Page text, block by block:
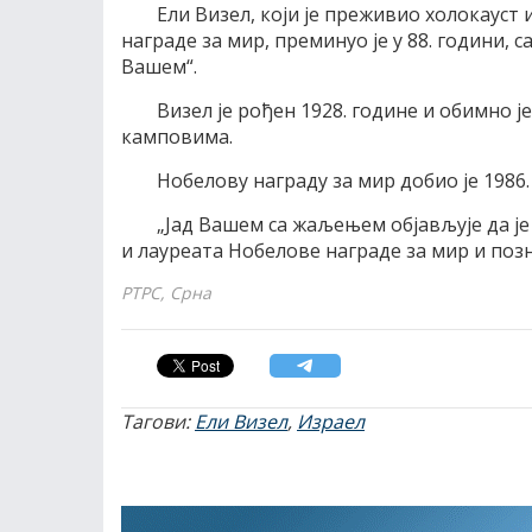
Ели Визел, који је преживио
награде за мир, преминуо је у 88. години,
Вашем“.
Визел је рођен 1928. године и
камповима.
Нобелову награду за мир добио је
„Јад Вашем са жаљењем објављује да
и лауреата Нобелове награде за мир и
РТРС, Срна
Тагови:Ели Визел, Израел